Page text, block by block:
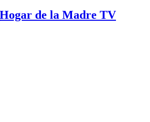
Hogar de la Madre TV